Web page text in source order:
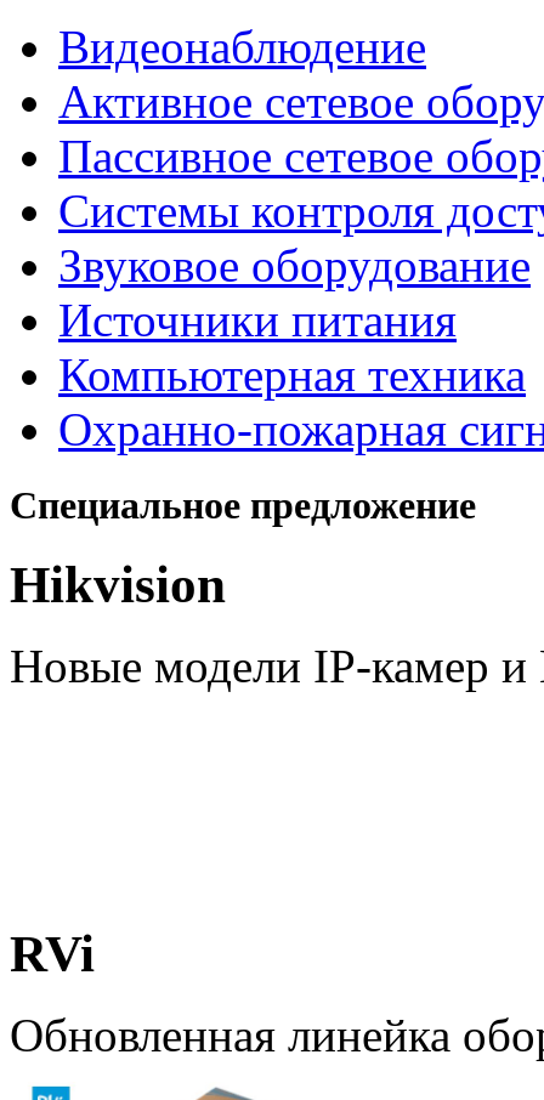
Видеонаблюдение
Активное сетевое
Пассивное сетевое
Системы контроля
Звуковое оборудование
Источники питания
Компьютерная техника
Охранно-пожарная
Специальное предложение
Hikvision
Новые модели IP-камер и
RVi
Обновленная линейка